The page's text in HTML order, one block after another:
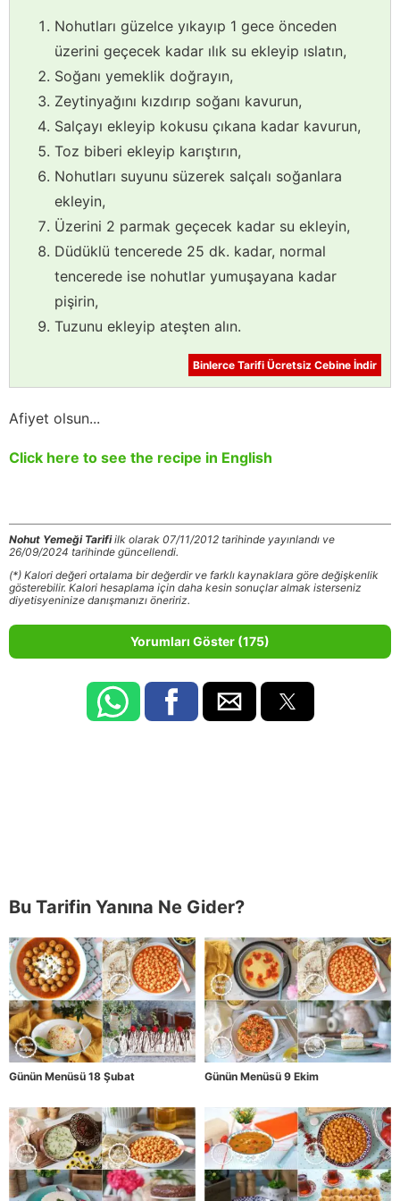
Nohutları güzelce yıkayıp 1 gece önceden
üzerini geçecek kadar ılık su ekleyip ıslatın,
Soğanı yemeklik doğrayın,
Zeytinyağını kızdırıp soğanı kavurun,
Salçayı ekleyip kokusu çıkana kadar kavurun,
Toz biberi ekleyip karıştırın,
Nohutları suyunu süzerek salçalı soğanlara
ekleyin,
Üzerini 2 parmak geçecek kadar su ekleyin,
Düdüklü tencerede 25 dk. kadar, normal
tencerede ise nohutlar yumuşayana kadar
pişirin,
Tuzunu ekleyip ateşten alın.
Binlerce Tarifi Ücretsiz Cebine İndir
Afiyet olsun...
Click here to see the recipe in English
Nohut Yemeği Tarifiilk olarak 07/11/2012 tarihinde yayınlandı ve
26/09/2024 tarihinde güncellendi.
(*) Kalori değeri ortalama bir değerdir ve farklı kaynaklara göre değişkenlik
gösterebilir. Kalori hesaplama için daha kesin sonuçlar almak isterseniz
diyetisyeninize danışmanızı öneririz.
Yorumları Göster (175)
Bu Tarifin Yanına Ne Gider?
Günün Menüsü 18 Şubat Günün Menüsü 9 Ekim